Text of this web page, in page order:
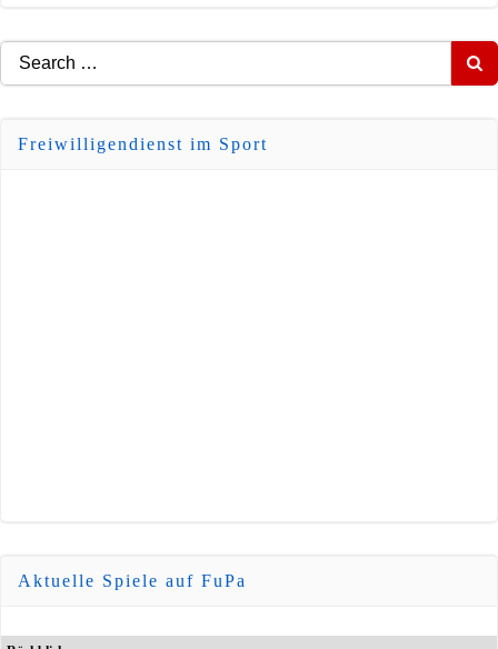
Search
for:
Freiwilligendienst im Sport
Aktuelle Spiele auf FuPa